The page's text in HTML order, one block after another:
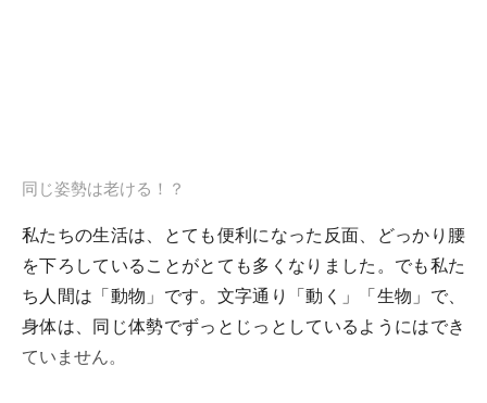
同じ姿勢は老ける！？
私たちの生活は、とても便利になった反面、どっかり腰
を下ろしていることがとても多くなりました。でも私た
ち人間は「動物」です。文字通り「動く」「生物」で、
身体は、同じ体勢でずっとじっとしているようにはでき
ていません。